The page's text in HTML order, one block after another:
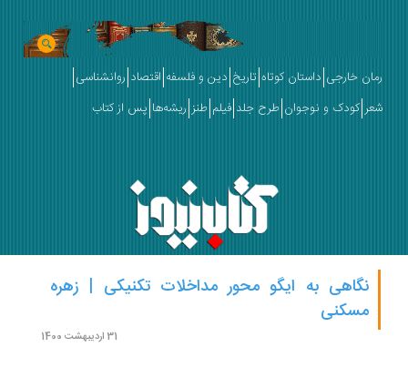
خارجی داستان کوتاه تاریخ دین و فلسفه اقتصاد روانشناسی
کودک و نوجوان طرح جلد فیلم طنز ریشه‌ها پس از کتاب
نگاهی به ایگو محور مداخلات تکنیکی | زهره
مسکنی